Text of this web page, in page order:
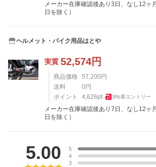
メーカー在庫確認後あり3日、なし12ヶ
日を除く）
ヘルメット・バイク用品はとや
実質 52,574円
商品価格 57,200 円
送料
0 円
ポイント
4,626pt 9%要エントリー
メーカー在庫確認後あり7日、なし12ヶ
日を除く）
5.00
5
4
3